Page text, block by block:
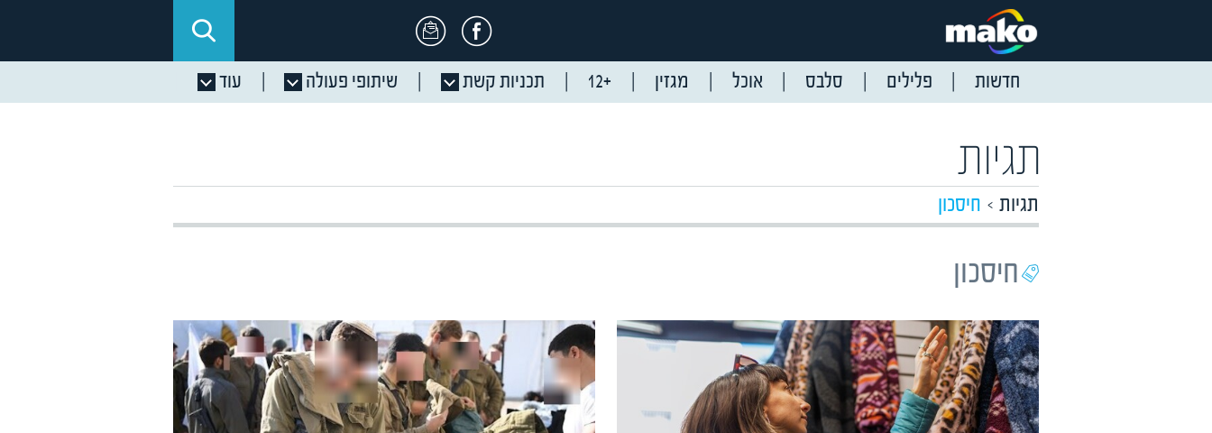
חדשות פלילים סלבס אוכל מגזין +12 תכניות קשת שיתופי פעולה עוד
תגיות
תגיות חיסכון
חיסכון